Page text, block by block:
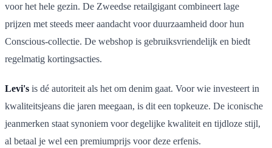
voor het hele gezin. De Zweedse retailgigant combineert lage
prijzen met steeds meer aandacht voor duurzaamheid door hun
Conscious-collectie. De webshop is gebruiksvriendelijk en biedt
regelmatig kortingsacties.
Levi's is dé autoriteit als het om denim gaat. Voor wie investeert in
kwaliteitsjeans die jaren meegaan, is dit een topkeuze. De iconische
jeanmerken staat synoniem voor degelijke kwaliteit en tijdloze stijl,
al betaal je wel een premiumprijs voor deze erfenis.